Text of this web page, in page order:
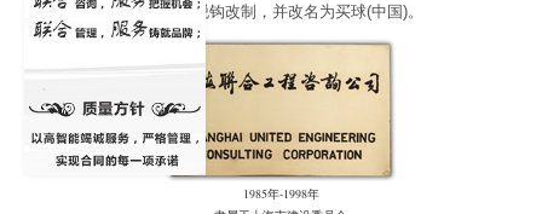
招贤纳士
9月完成脱钩改制，并改名为买球(中国)。
1985年-1998年